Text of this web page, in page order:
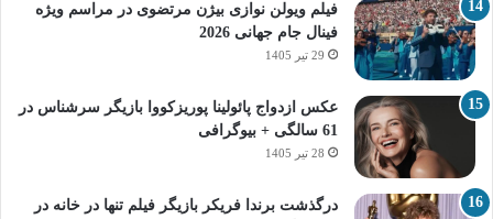
فیلم ویولن نوازی بیژن مرتضوی در مراسم ویژه
فینال جام جهانی 2026
29 تیر 1405
عکس ازدواج پائولینا پوریزکووا بازیگر سرشناس در
61 سالگی + بیوگرافی
28 تیر 1405
درگذشت برندا فریکر بازیگر فیلم تنها در خانه در